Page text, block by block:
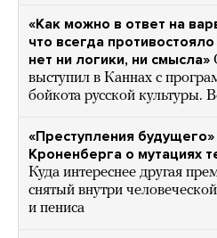
«Как можно в ответ на
что всегда
нет ни логики, ни смысла»
выступил в Каннах с
бойкота русской культуры.
«Преступления
Кроненберга о мутациях
Куда интереснее другая
снятый внутри
и пениса